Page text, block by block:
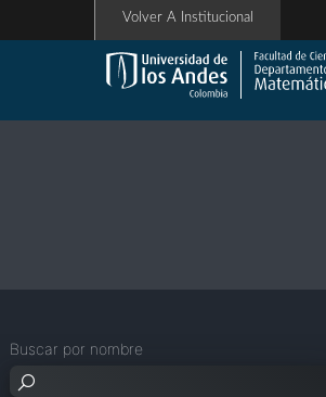
Volver A Institucional
Buscar por nombre